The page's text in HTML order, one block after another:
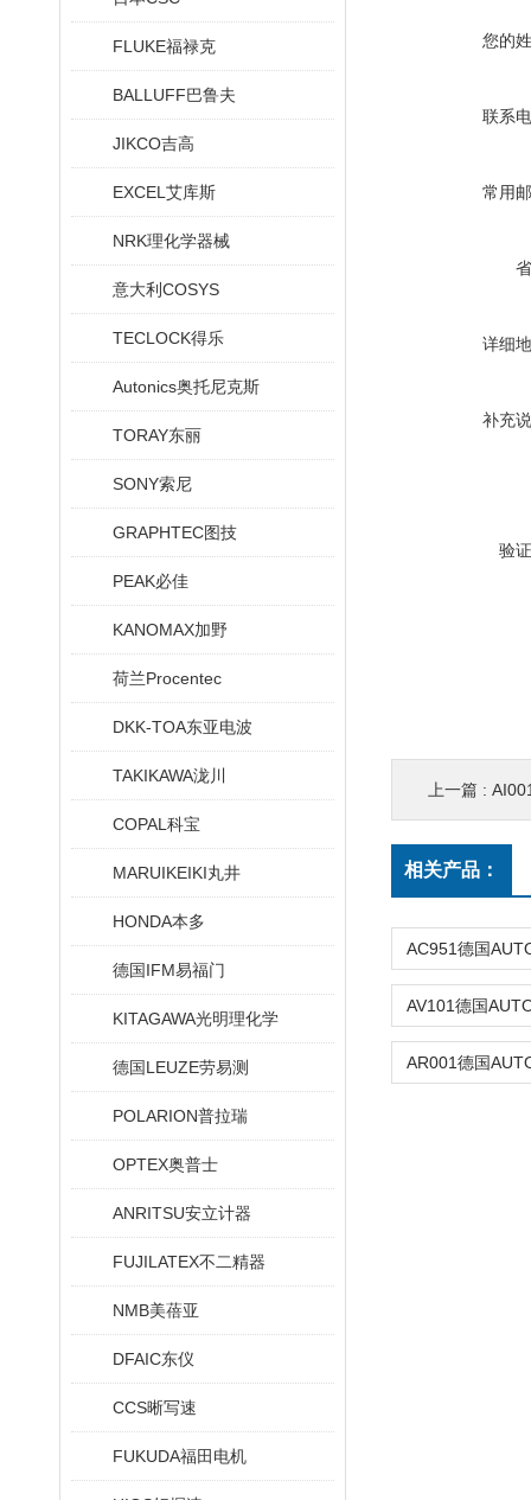
FLUKE福禄克
BALLUFF巴鲁夫
JIKCO吉高
EXCEL艾库斯
NRK理化学器械
意大利COSYS
TECLOCK得乐
Autonics奥托尼克斯
TORAY东丽
SONY索尼
GRAPHTEC图技
PEAK必佳
KANOMAX加野
荷兰Procentec
DKK-TOA东亚电波
TAKIKAWA泷川
COPAL科宝
MARUIKEIKI丸井
HONDA本多
德国IFM易福门
KITAGAWA光明理化学
德国LEUZE劳易测
POLARION普拉瑞
OPTEX奥普士
ANRITSU安立计器
FUJILATEX不二精器
NMB美蓓亚
DFAIC东仪
CCS晰写速
FUKUDA福田电机
您的
联系
常用
详细
补充
验
上一篇 :
相关产品：